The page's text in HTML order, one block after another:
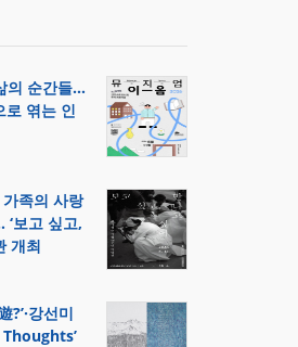
의 순간들…
로 엮는 인
족의 사랑
보고 싶고,
개최
?’·강선미